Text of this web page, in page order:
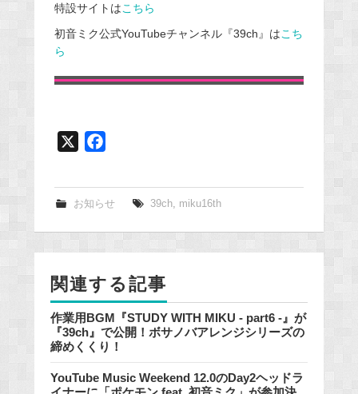
特設サイトはこちら
初音ミク公式YouTubeチャンネル『39ch』はこち
ら
e
k
お知らせ 39ch, miku16th
関連する記事
作業用BGM『STUDY WITH MIKU - part6 -』が
『39ch』で公開！ボサノバアレンジシリーズの
締めくくり！
YouTube Music Weekend 12.0のDay2ヘッドラ